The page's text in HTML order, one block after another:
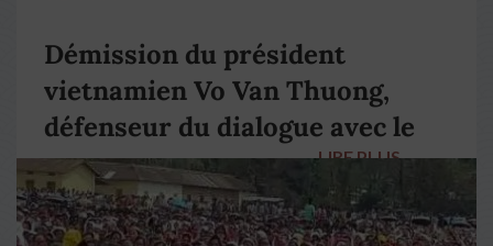
Démission du président
vietnamien Vo Van Thuong,
défenseur du dialogue avec le
pape François
LIRE PLUS →